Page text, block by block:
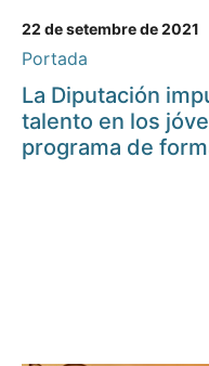
22 de setembre de 2021
Portada
La Diputación
talento en los
programa de